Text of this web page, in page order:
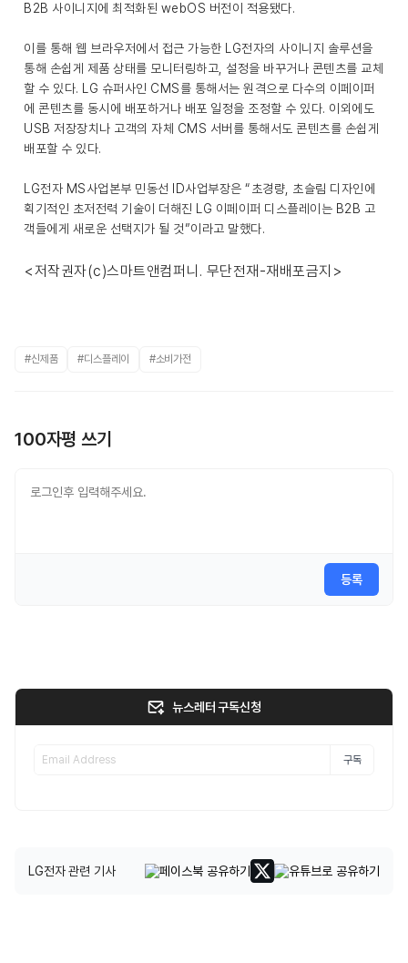
B2B 사이니지에 최적화된 webOS 버전이 적용됐다.
이를 통해 웹 브라우저에서 접근 가능한 LG전자의 사이니지 솔루션을
통해 손쉽게 제품 상태를 모니터링하고, 설정을 바꾸거나 콘텐츠를 교체
할 수 있다. LG 슈퍼사인 CMS를 통해서는 원격으로 다수의 이페이퍼
에 콘텐츠를 동시에 배포하거나 배포 일정을 조정할 수 있다. 이외에도
USB 저장장치나 고객의 자체 CMS 서버를 통해서도 콘텐츠를 손쉽게
배포할 수 있다.
LG전자 MS사업본부 민동선 ID사업부장은 “초경량, 초슬림 디자인에
획기적인 초저전력 기술이 더해진 LG 이페이퍼 디스플레이는 B2B 고
객들에게 새로운 선택지가 될 것”이라고 말했다.
<저작권자(c)스마트앤컴퍼니. 무단전재-재배포금지>
#신제품 #디스플레이 #소비가전
100자평 쓰기
등록
뉴스레터 구독신청
구독
LG전자 관련 기사